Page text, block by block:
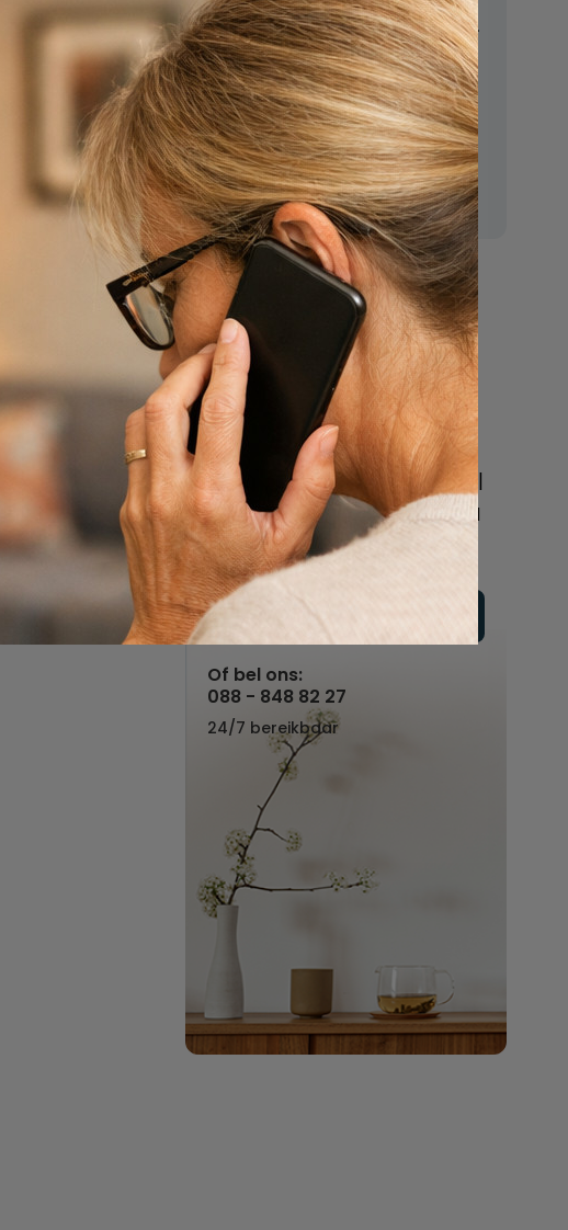
Juridisch adviesbureau mr. W.G.H.M.
van der Putten c.s.
Zutphensestraatweg 7
6881 WN Velp (Gld)
E-mail:
mr.vanderputten@gmail.com
Nu
een uitvaart
regelen
Beschrijf uw wensen
online of bel ons geheel
vrijblijvend voor hulp na
een overlijden.
Vul hier uw wensen in
Of bel ons:
088 - 848 82 27
24/7 bereikbaar